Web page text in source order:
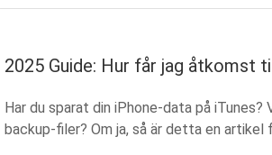
2025 Guide: Hur får jag åtkomst
Har du sparat din iPhone-data på
backup-filer? Om ja, så är detta en artikel